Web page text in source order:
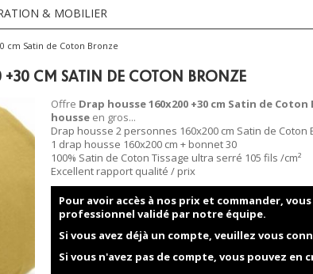
& MOBILIER
cm Satin de Coton Bronze
+30 CM SATIN DE COTON BRONZE
Offre Drap housse 160x200 +30 cm Satin de
housse en gros...
Drap housse 2 personnes 160x200 cm Satin de Coton
1 drap housse 160x200 cm + bonnet 30
100% Satin de Coton Tissage ultra serré 105 fils /cm²
Excellent rapport qualité / prix
Pour avoir accès à nos prix et commander,
professionnel validé par notre équipe.
Si vous avez déjà un compte, veuillez vous
Si vous n'avez pas de compte, vous pouvez en